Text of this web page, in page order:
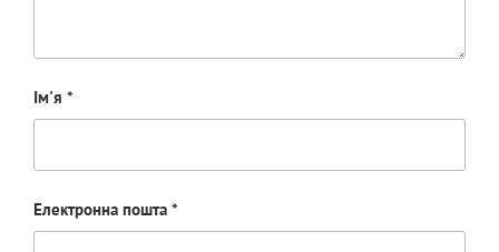
Ім'я *
Електронна пошта *